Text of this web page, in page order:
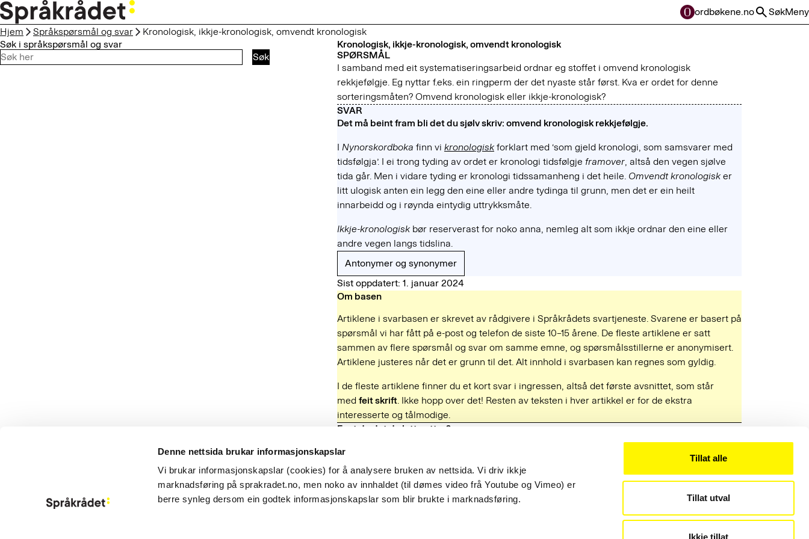
Denne nettsida brukar informasjonskapslar
Vi brukar informasjonskapslar (cookies) for å analysere bruken av nettsida. Vi driv ikkje
marknadsføring på sprakradet.no, men noko av innhaldet (til dømes video frå Youtube og Vimeo) er
berre synleg dersom ein godtek informasjonskapslar som blir brukte i marknadsføring.
Tillat alle
Tillat utval
Ikkje tillat
HOPP
TIL
HOVEDINNHOLD
ordbøkene.no SøkMeny
Hjem
Språkspørsmål og svar
Kronologisk, ikkje-kronologisk, omvendt kronologisk
Søk i språkspørsmål og svar
Søk
Kronologisk, ikkje-kronologisk, omvendt kronologisk
SPØRSMÅL
I samband med eit systematiseringsarbeid ordnar eg stoffet i omvend kronologisk
rekkjefølgje. Eg nyttar f.eks. ein ringperm der det nyaste står først. Kva er ordet for denne
sorteringsmåten? Omvend kronologisk eller ikkje-kronologisk?
SVAR
Det må beint fram bli det du sjølv skriv: omvend kronologisk rekkjefølgje.
I Nynorskordboka finn vi kronologiskforklart med ‘som gjeld kronologi, som samsvarer med
tidsfølgja’. I ei trong tyding av ordet er kronologi tidsfølgje framover, altså den vegen sjølve
tida går. Men i vidare tyding er kronologi tidssamanheng i det heile. Omvendt kronologisker
litt ulogisk anten ein legg den eine eller andre tydinga til grunn, men det er ein heilt
innarbeidd og i røynda eintydig uttrykksmåte.
Ikkje-kronologiskbør reserverast for noko anna, nemleg alt som ikkje ordnar den eine eller
andre vegen langs tidslina.
Antonymer og synonymer
Sist oppdatert: 1. januar 2024
Om basen
Artiklene i svarbasen er skrevet av rådgivere i Språkrådets svartjeneste. Svarene er basert på
spørsmål vi har fått på e-post og telefon de siste 10–15 årene. De fleste artiklene er satt
sammen av flere spørsmål og svar om samme emne, og spørsmålsstillerne er anonymisert.
Artiklene justeres når det er grunn til det. Alt innhold i svarbasen kan regnes som gyldig.
I de fleste artiklene finner du et kort svar i ingressen, altså det første avsnittet, som står
med feit skrift. Ikke hopp over det! Resten av teksten i hver artikkel er for de ekstra
interesserte og tålmodige.
Fant du det du lette etter?
Aktuelt
Om Språkrådet
Kontakt
Besøksadresse
Observatoriegata 1 B
22 54 19 50